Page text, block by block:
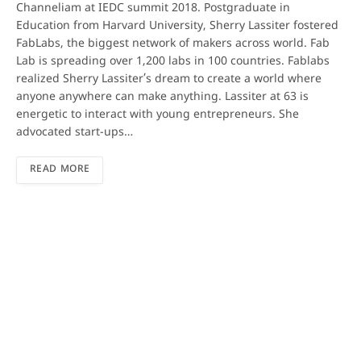
Channeliam at IEDC summit 2018. Postgraduate in
Education from Harvard University, Sherry Lassiter fostered
FabLabs, the biggest network of makers across world. Fab
Lab is spreading over 1,200 labs in 100 countries. Fablabs
realized Sherry Lassiter’s dream to create a world where
anyone anywhere can make anything. Lassiter at 63 is
energetic to interact with young entrepreneurs. She
advocated start-ups…
READ MORE